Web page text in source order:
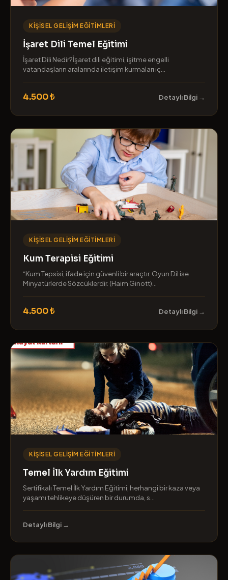
KIŞISEL GELIŞIM EĞITIMLERI
İşaret Dili Temel Eğitimi
İşaret Dili Nedir?İşaret dili eğitimi, işitme engelli
vatandaşların aralarında iletişim kurmaları iç...
4.500 ₺ Detaylı Bilgi →
KIŞISEL GELIŞIM EĞITIMLERI
Kum Terapisi Eğitimi
“Kum Tepsisi, ifade için güvenli bir araçtır. Oyun Dil ise
Minyatürlerde Sözcüklerdir. (Haim Ginott)...
4.500 ₺ Detaylı Bilgi →
KIŞISEL GELIŞIM EĞITIMLERI
Temel İlk Yardım Eğitimi
Sertifikalı Temel İlk Yardım Eğitimi, herhangi bir kaza veya
yaşamı tehlikeye düşüren bir durumda, s...
Detaylı Bilgi →